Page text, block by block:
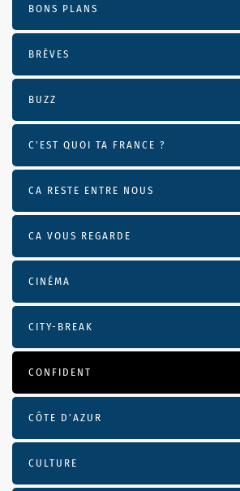
BONS PLANS
BRÈVES
BUZZ
C'EST QUOI TA FRANCE ?
CA RESTE ENTRE NOUS
CA VOUS REGARDE
CINÉMA
CITY-BREAK
CONFIDENT
CÔTE D’AZUR
CULTURE